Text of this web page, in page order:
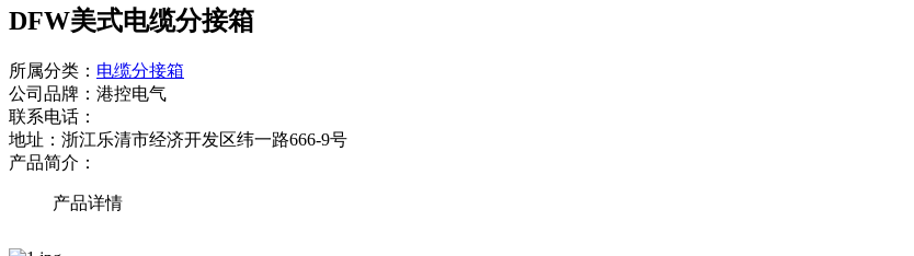
DFW美式电缆分接箱
所属分类： 电缆分接箱
公司品牌： 港控电气
联系电话：
地址： 浙江乐清市经济开发区纬一路666-9号
产品简介：
产品详情